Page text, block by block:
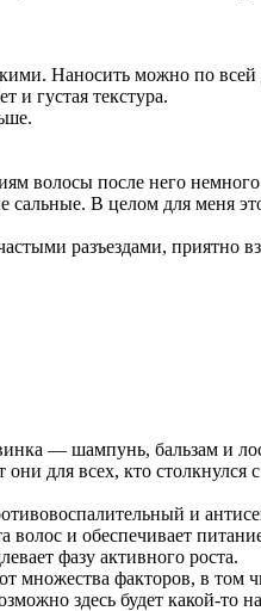
Наносить можно по всей
и густая текстура.
волосы после него
В целом для меня
разъездами, приятно
— шампунь, бальзам и
для всех, кто
и
волос и обеспечивает
фазу активного роста.
множества факторов, в
здесь будет какой-